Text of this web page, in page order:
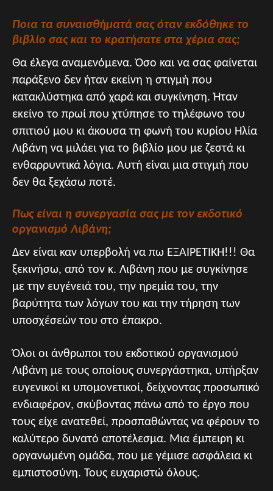
Ποια τα συναισθήματά σας όταν εκδόθηκε το
βιβλίο σας και το κρατήσατε στα χέρια σας;
Θα έλεγα αναμενόμενα. Όσο και να σας φαίνεται
παράξενο δεν ήταν εκείνη η στιγμή που
κατακλύστηκα από χαρά και συγκίνηση. Ήταν
εκείνο το πρωί που χτύπησε το τηλέφωνο του
σπιτιού μου κι άκουσα τη φωνή του κυρίου Ηλία
Λιβάνη να μιλάει για το βιβλίο μου με ζεστά κι
ενθαρρυντικά λόγια. Αυτή είναι μια στιγμή που
δεν θα ξεχάσω ποτέ.
Πως είναι η συνεργασία σας με τον εκδοτικό
οργανισμό Λιβάνη;
Δεν είναι καν υπερβολή να πω ΕΞΑΙΡΕΤΙΚΉ!!! Θα
ξεκινήσω, από τον κ. Λιβάνη που με συγκίνησε
με την ευγένειά του, την ηρεμία του, την
βαρύτητα των λόγων του και την τήρηση των
υποσχέσεών του στο έπακρο.
Όλοι οι άνθρωποι του εκδοτικού οργανισμού
Λιβάνη με τους οποίους συνεργάστηκα, υπήρξαν
ευγενικοί κι υπομονετικοί, δείχνοντας προσωπικό
ενδιαφέρον, σκύβοντας πάνω από το έργο που
τους είχε ανατεθεί, προσπαθώντας να φέρουν το
καλύτερο δυνατό αποτέλεσμα. Μια έμπειρη κι
οργανωμένη ομάδα, που με γέμισε ασφάλεια κι
εμπιστοσύνη. Τους ευχαριστώ όλους.